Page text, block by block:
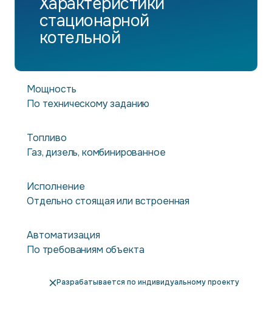
стационарной
котельной
Мощность
По техническому заданию
Топливо
Газ, дизель, комбинированное
Исполнение
Отдельно стоящая или встроенная
Автоматизация
По требованиям объекта
Разрабатывается по индивидуальному проекту